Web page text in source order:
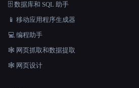
🗄️ 数据库和 SQL 助手
📱 移动应用程序生成器
💻 编程助手
🕸️ 网页抓取和数据提取
🕸 网页设计